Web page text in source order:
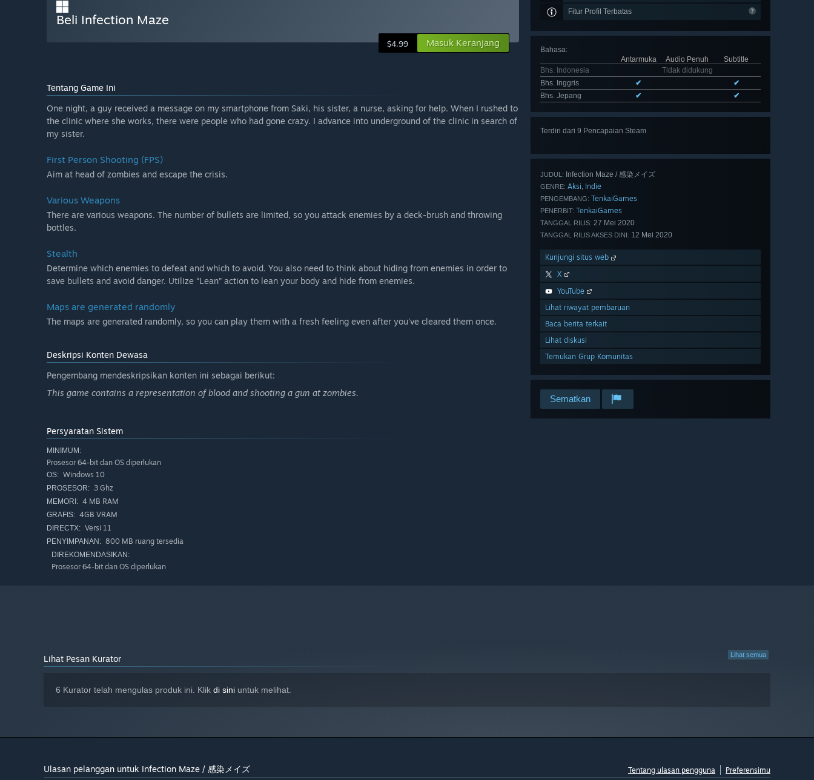
Fitur Profil Terbatas
Bahasa:
Antarmuka
Audio Penuh
Subtitle
Bhs. Indonesia
Tidak didukung
Bhs. Inggris
✔
✔
Bhs. Jepang
✔ ✔
Terdiri dari 9 Pencapaian Steam
JUDUL: Infection Maze / 感染メイズ
GENRE: Aksi, Indie
PENGEMBANG: TenkaiGames
PENERBIT: TenkaiGames
TANGGAL RILIS: 27 Mei 2020
TANGGAL RILIS AKSES DINI: 12 Mei 2020
Kunjungi situs web
X
YouTube
Lihat riwayat pembaruan
Baca berita terkait
Lihat diskusi
Temukan Grup Komunitas
Sematkan
Beli Infection Maze
$4.99 Masuk Keranjang
Tentang Game Ini
One night, a guy received a message on my smartphone from Saki, his sister, a nurse, asking for help. When I rushed to
the clinic where she works, there were people who had gone crazy. I advance into underground of the clinic in search of
my sister.
First Person Shooting (FPS)
Aim at head of zombies and escape the crisis.
Various Weapons
There are various weapons. The number of bullets are limited, so you attack enemies by a deck-brush and throwing
bottles.
Stealth
Determine which enemies to defeat and which to avoid. You also need to think about hiding from enemies in order to
save bullets and avoid danger. Utilize “Lean” action to lean your body and hide from enemies.
Maps are generated randomly
The maps are generated randomly, so you can play them with a fresh feeling even after you've cleared them once.
Deskripsi Konten Dewasa
Pengembang mendeskripsikan konten ini sebagai berikut:
This game contains a representation of blood and shooting a gun at zombies.
Persyaratan Sistem
MINIMUM:
Prosesor 64-bit dan OS diperlukan
OS: Windows 10
PROSESOR: 3 Ghz
MEMORI: 4 MB RAM
GRAFIS: 4GB VRAM
DIRECTX: Versi 11
PENYIMPANAN: 800 MB ruang tersedia
DIREKOMENDASIKAN:
Prosesor 64-bit dan OS diperlukan
Lihat semua
Lihat Pesan Kurator
6 Kurator telah mengulas produk ini. Klik di sini untuk melihat.
Ulasan pelanggan untuk Infection Maze / 感染メイズ Tentang ulasan pengguna Preferensimu